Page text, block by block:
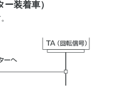
装着車）